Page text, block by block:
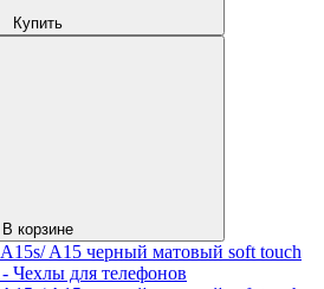
Купить
В корзине